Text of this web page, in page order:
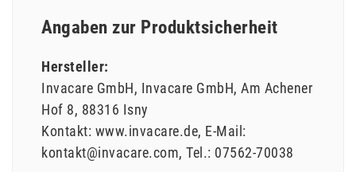
Angaben zur Produktsicherheit
Hersteller:
Invacare GmbH Invacare GmbH Am Achener
Hof 8 88316 Isny
Kontakt: www.invacare.de E-Mail:
kontakt@invacare.com Tel.: 07562-70038